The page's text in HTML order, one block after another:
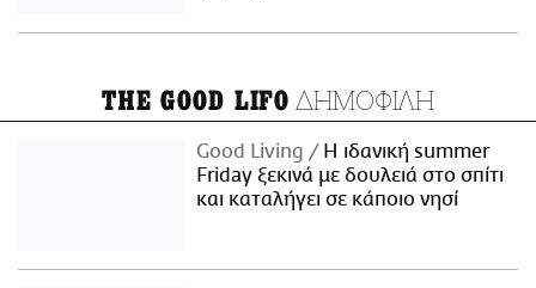
THE GOOD LIFO ΔΗΜΟΦΙΛΗ
Good Living
Η ιδανική summer
Friday ξεκινά με δουλειά στο σπίτι
και καταλήγει σε κάποιο νησί